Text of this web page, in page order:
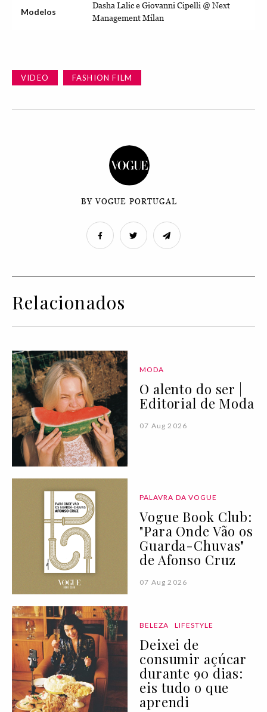
Modelos
Dasha Lalic e Giovanni Cipelli @ Next
Management Milan
VIDEO FASHION FILM
BY VOGUE PORTUGAL
Relacionados
MODA
O alento do ser |
Editorial de Moda
07 Aug 2026
PALAVRA DA VOGUE
Vogue Book Club:
"Para Onde Vão os
Guarda-Chuvas"
de Afonso Cruz
07 Aug 2026
BELEZA LIFESTYLE
Deixei de
consumir açúcar
durante 90 dias:
eis tudo o que
aprendi